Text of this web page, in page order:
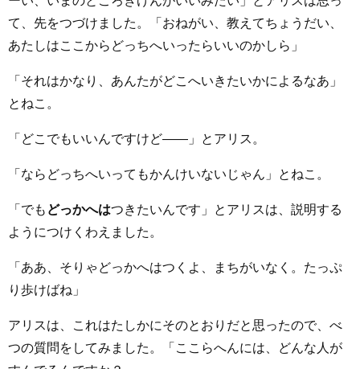
て、先をつづけました。「おねがい、教えてちょうだい、
あたしはここからどっちへいったらいいのかしら」
「それはかなり、あんたがどこへいきたいかによるなあ」
とねこ。
「どこでもいいんですけど――」とアリス。
「ならどっちへいってもかんけいないじゃん」とねこ。
「でも どっかへはつきたいんです」とアリスは、説明する
ようにつけくわえました。
「ああ、そりゃどっかへはつくよ、まちがいなく。たっぷ
り歩けばね」
アリスは、これはたしかにそのとおりだと思ったので、べ
つの質問をしてみました。「ここらへんには、どんな人が